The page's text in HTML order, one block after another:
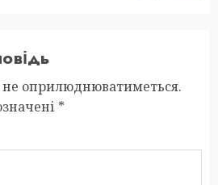
оприлюднюватиметься.
*